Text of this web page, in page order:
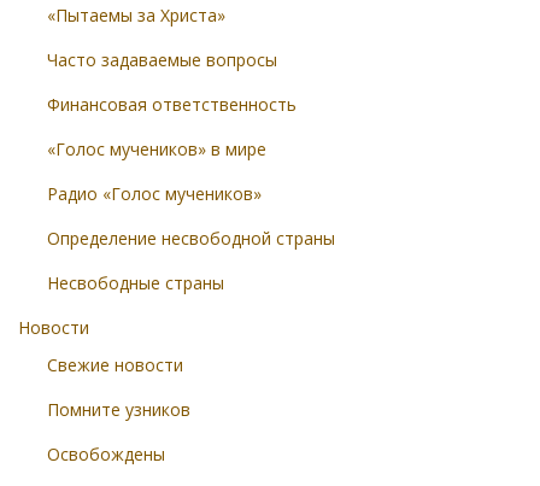
«Пытаемы за Христа»
Часто задаваемые вопросы
Финансовая ответственность
«Голос мучеников» в мире
Радио «Голос мучеников»
Определение несвободной страны
Несвободные страны
Новости
Свежие новости
Помните узников
Освобождены